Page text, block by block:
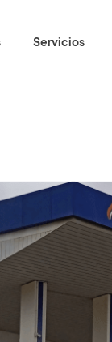
Servicios